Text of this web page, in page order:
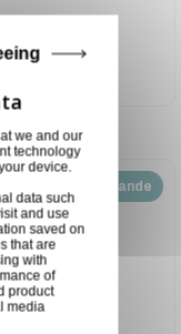
Disponible sur demande
we and our
technology
device.
data such
and use
saved on
that are
with
of
product
media